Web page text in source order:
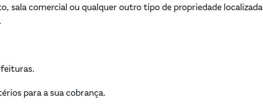
sala comercial ou qualquer outro tipo de propriedade localizada
para a sua cobrança.